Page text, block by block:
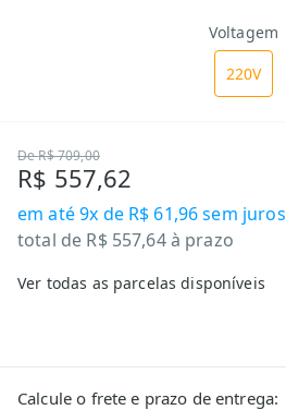
Voltagem
220V
DeR$ 709,00
R$ 557,62
em até9x de R$ 61,96sem juros
total de R$ 557,64à prazo
Ver todas as parcelas disponíveis
Calcule o frete e prazo de entrega: